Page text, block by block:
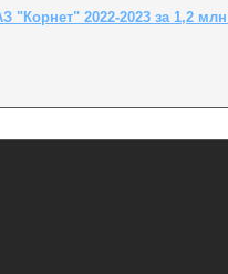
"Корнет" 2022-2023 за 1,2